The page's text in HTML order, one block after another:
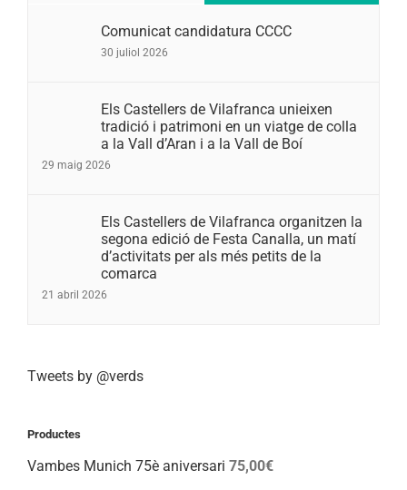
Comunicat candidatura CCCC
30 juliol 2026
Els Castellers de Vilafranca unieixen
tradició i patrimoni en un viatge de colla
a la Vall d’Aran i a la Vall de Boí
29 maig 2026
Els Castellers de Vilafranca organitzen la
segona edició de Festa Canalla, un matí
d’activitats per als més petits de la
comarca
21 abril 2026
Tweets by @verds
Productes
Vambes Munich 75è aniversari 75,00€